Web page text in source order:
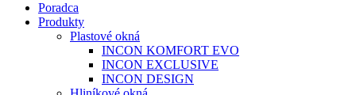
Poradca
Produkty
Plastové okná
INCON KOMFORT EVO
INCON EXCLUSIVE
INCON DESIGN